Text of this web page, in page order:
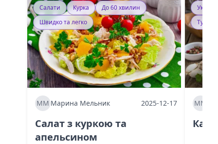
Салати Курка
До 60 хвилин
Швидко та легко
ММ Марина Мельник 2025-12-17
Салат з куркою та
апельсином
ММ